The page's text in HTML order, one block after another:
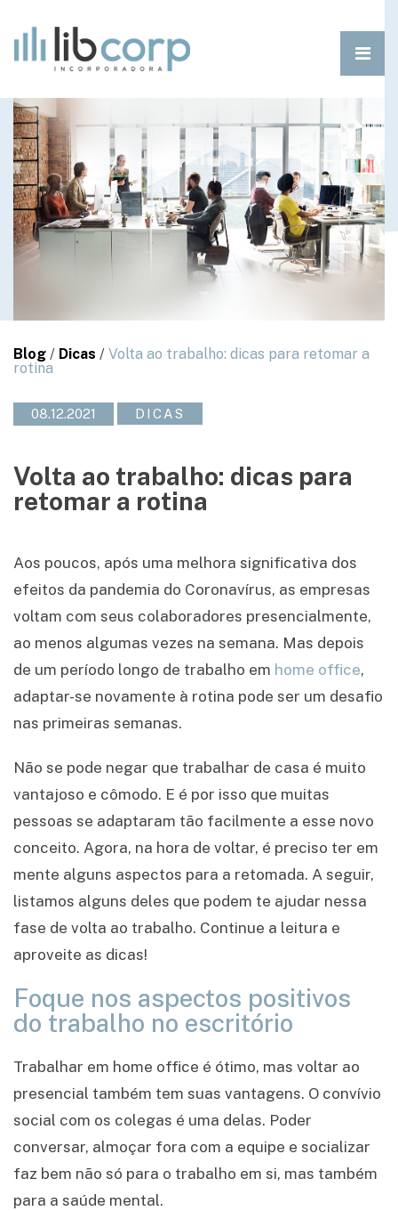
Blog / Dicas / Volta ao trabalho: dicas para retomar a
rotina
08.12.2021 DICAS
Volta ao trabalho: dicas para
retomar a rotina
Aos poucos, após uma melhora significativa dos
efeitos da pandemia do Coronavírus, as empresas
voltam com seus colaboradores presencialmente,
ao menos algumas vezes na semana. Mas depois
de um período longo de trabalho em home office,
adaptar-se novamente à rotina pode ser um desafio
nas primeiras semanas.
Não se pode negar que trabalhar de casa é muito
vantajoso e cômodo. E é por isso que muitas
pessoas se adaptaram tão facilmente a esse novo
conceito. Agora, na hora de voltar, é preciso ter em
mente alguns aspectos para a retomada. A seguir,
listamos alguns deles que podem te ajudar nessa
fase de volta ao trabalho. Continue a leitura e
aproveite as dicas!
Foque nos aspectos positivos
do trabalho no escritório
Trabalhar em home office é ótimo, mas voltar ao
presencial também tem suas vantagens. O convívio
social com os colegas é uma delas. Poder
conversar, almoçar fora com a equipe e socializar
faz bem não só para o trabalho em si, mas também
para a saúde mental.